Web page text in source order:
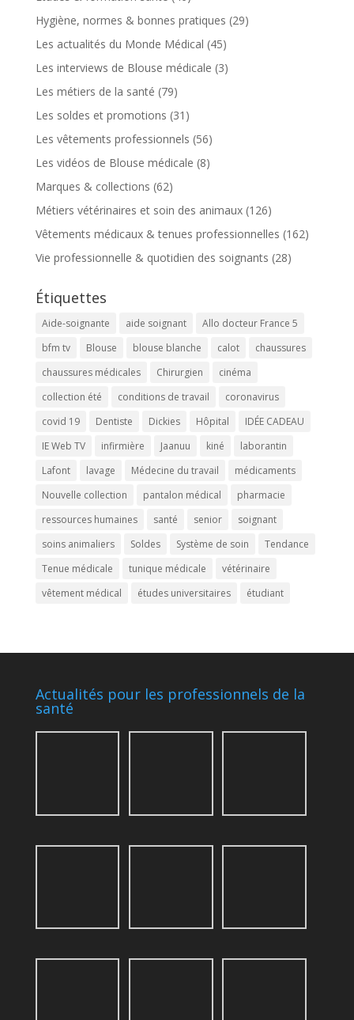
Hygiène, normes & bonnes pratiques (29)
Les actualités du Monde Médical (45)
Les interviews de Blouse médicale (3)
Les métiers de la santé (79)
Les soldes et promotions (31)
Les vêtements professionnels (56)
Les vidéos de Blouse médicale (8)
Marques & collections (62)
Métiers vétérinaires et soin des animaux(126)
Vêtements médicaux & tenues professionnelles (162)
Vie professionnelle & quotidien des soignants (28)
Étiquettes
Aide-soignante aide soignant
Allo docteur France 5
bfm tv
Blouse blouse blanche calot
chaussures
chaussures médicales
Chirurgien
cinéma
collection été
conditions de travail
coronavirus
covid 19
Dentiste Dickies Hôpital
IDÉE CADEAU
IE Web TV
infirmière Jaanuu kiné
laborantin
Lafont
lavage Médecine du travail
médicaments
Nouvelle collection
pantalon médical
pharmacie
ressources humaines
santé senior
soignant
soins animaliers
Soldes Système de soin
Tendance
Tenue médicale
tunique médicale
vétérinaire
vêtement médical
études universitaires étudiant
Actualités pour les professionnels de la
santé